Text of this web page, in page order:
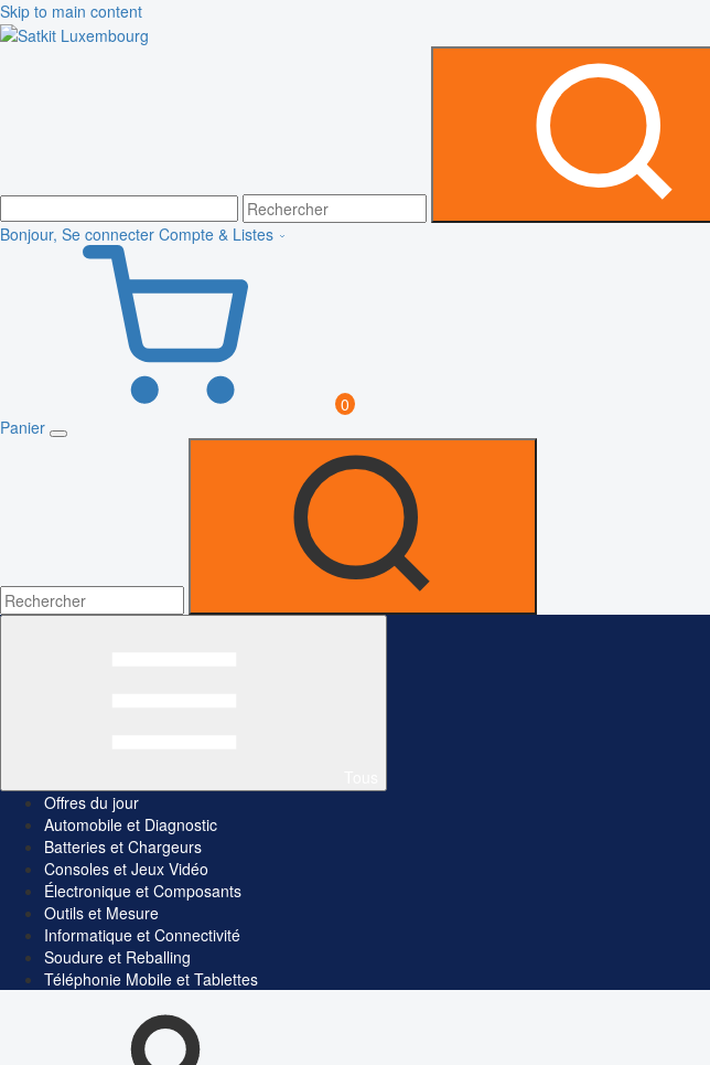
Skip to main content
Bonjour, Se connecter Compte & Listes
0
Panier
Offres du jour
Automobile et Diagnostic
Batteries et Chargeurs
Consoles et Jeux Vidéo
Électronique et Composants
Outils et Mesure
Informatique et Connectivité
Soudure et Reballing
Téléphonie Mobile et Tablettes